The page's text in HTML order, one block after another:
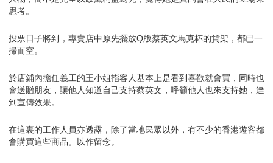
思考。
投票日子將到，專賣店中原先擺放Q版蔡英文馬克杯的貨架，都已一
掃而空。
於店鋪內擔任義工的王小姐指客人基本上是看到喜歡就會買，同時也
會送贈朋友，讓他人知道自己支持蔡英文，呼籲他人也來支持她，達
到宣傳效果。
在這裏的工作人員亦透露，除了當地民眾以外，有不少的香港遊客都
會購買這些商品。以作留念。